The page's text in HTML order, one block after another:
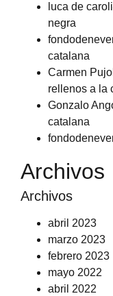
luca de
negra
catalana
Carmen
rellenos a la
Gonzalo
catalana
Archivos
Archivos
abril 2023
marzo 2023
febrero 2023
mayo 2022
abril 2022